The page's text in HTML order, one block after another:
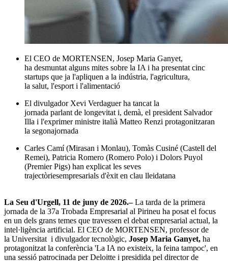
El CEO de MORTENSEN, Josep Maria Ganyet,
ha desmuntat alguns mites sobre la IA i ha presentat cinc
startups que ja l'apliquen a la indústria, l'agricultura,
la salut, l'esport i l'alimentació
El divulgador Xevi Verdaguer ha tancat la
jornada parlant de longevitati, demà, el president Salvador
Illa i l'exprimer ministre italià Matteo Renzi protagonitzaran
la segonajornada
Carles Camí (Mirasan i Monlau), Tomàs Cusiné (Castell del
Remei), Patricia Romero (Romero Polo) i Dolors Puyol
(Premier Pigs) han explicat les seves
trajectòriesempresarials d'èxit en clau lleidatana
La Seu d'Urgell, 11 de juny de 2026.–La tarda de la primera
jornada de la 37a Trobada Empresarial al Pirineu ha posat el focus
en un dels grans temes que travessen el debat empresarial actual, la
intel·ligència artificial. El CEO de MORTENSEN, professor de
la Universitat i divulgadortecnològic, Josep Maria Ganyet, ha
protagonitzat la conferència 'La IA no existeix, la feina tampoc', en
una sessió patrocinada per Deloitte i presidida pel director de